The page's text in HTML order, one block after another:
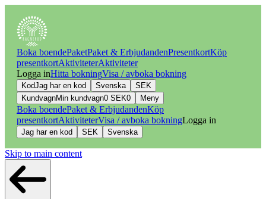
Boka boendePaketPaket & ErbjudandenPresentkortKöp
presentkortAktiviteterAktiviteter
Logga inHitta bokningVisa / avboka bokning
KodJag har en kod Svenska
SEK
KundvagnMin kundvagn0 SEK0 Meny
Boka boendePaket & ErbjudandenKöp
presentkortAktiviteterVisa / avboka bokningLogga in
Jag har en kod SEK Svenska
Skip to main content